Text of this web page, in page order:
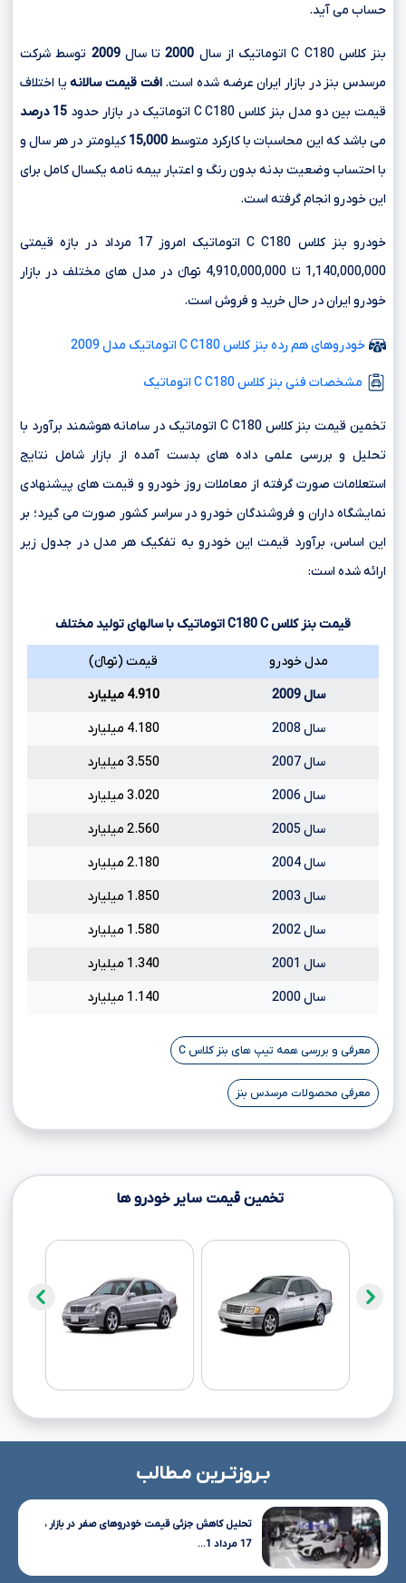
حساب می آید.
بنز کلاس C C180 اتوماتیک از سال 2000تا سال2009 توسط شرکت
مرسدس بنز در بازار ایران عرضه شده است.افت قیمت سالانهیا اختلاف
قیمت بین دو مدل بنز کلاس C C180 اتوماتیک در بازار حدود
15 درصد
می باشد که این محاسبات با کارکرد متوسط15,000 کیلومتر در هر سال و
با احتساب وضعیت بدنه بدون رنگ و اعتبار بیمه نامه یکسال کامل برای
این خودرو انجام گرفته است.
خودرو بنز کلاس C C180 اتوماتیک امروز 17 مرداد در بازه قیمتی
1,140,000,000 تا 4,910,000,000 تومانءءء در مدل های مختلف در بازار
خودرو ایران در حال خرید و فروش است.
خودروهای هم رده بنز کلاس C C180 اتوماتیک مدل 2009
مشخصات فنی بنز کلاس C C180 اتوماتیک
تخمین قیمت بنز کلاس C C180 اتوماتیک در سامانه هوشمند برآورد با
تحلیل و بررسی علمی داده های بدست آمده از بازار شامل نتایج
استعلامات صورت گرفته از معاملات روز خودرو و قیمت های پیشنهادی
نمایشگاه داران و فروشندگان خودرو در سراسر کشور صورت می گیرد؛ بر
این اساس، برآورد قیمت این خودرو به تفکیک هر مدل در جدول زیر
ارائه شده است:
قیمت بنز کلاسC
C180اتوماتیک با سالهای تولید مختلف
مدل خودرو
قیمت (تومانءءء)
سال 2009
4.910 میلیارد
سال 2008
4.180 میلیارد
سال 2007
3.550 میلیارد
سال 2006
3.020 میلیارد
سال 2005
2.560 میلیارد
سال 2004
2.180 میلیارد
سال 2003
1.850 میلیارد
سال 2002
1.580 میلیارد
سال 2001
1.340 میلیارد
سال 2000
1.140 میلیارد
معرفی و بررسی همه تیپ های بنز کلاس C
معرفی محصولات مرسدس بنز
تخمین قیمت سایر خودرو ها
بـروزتـرین مـطالب
تحلیل کاهش جزئی قیمت خودروهای صفر در بازار ،
17 مرداد 1...